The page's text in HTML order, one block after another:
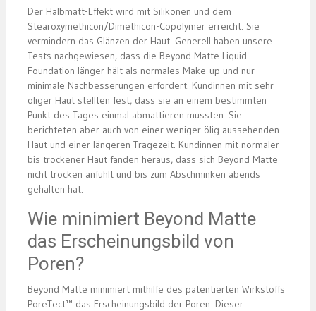
Der Halbmatt-Effekt wird mit Silikonen und dem
Stearoxymethicon/Dimethicon-Copolymer erreicht. Sie
vermindern das Glänzen der Haut. Generell haben unsere
Tests nachgewiesen, dass die Beyond Matte Liquid
Foundation länger hält als normales Make-up und nur
minimale Nachbesserungen erfordert. Kundinnen mit sehr
öliger Haut stellten fest, dass sie an einem bestimmten
Punkt des Tages einmal abmattieren mussten. Sie
berichteten aber auch von einer weniger ölig aussehenden
Haut und einer längeren Tragezeit. Kundinnen mit normaler
bis trockener Haut fanden heraus, dass sich Beyond Matte
nicht trocken anfühlt und bis zum Abschminken abends
gehalten hat.
Wie minimiert Beyond Matte
das Erscheinungsbild von
Poren?
Beyond Matte minimiert mithilfe des patentierten Wirkstoffs
PoreTect™ das Erscheinungsbild der Poren. Dieser